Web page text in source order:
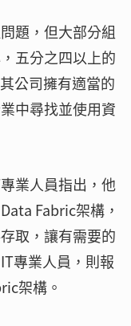
題，但大部分組
五分之四以上的
公司擁有適當的
中尋找並使用資
業人員指出，他
Fabric架構，
取，讓有需要的
專業人員，則報
架構。